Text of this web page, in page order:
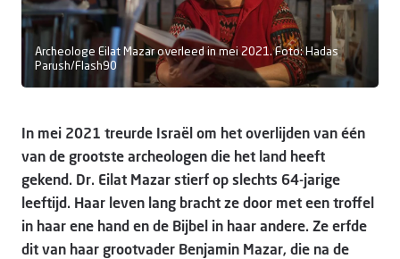
Archeologe Eilat Mazar overleed in mei 2021. Foto: Hadas
Parush/Flash90
In mei 2021 treurde Israël om het overlijden van één
van de grootste archeologen die het land heeft
gekend. Dr. Eilat Mazar stierf op slechts 64-jarige
leeftijd. Haar leven lang bracht ze door met een troffel
in haar ene hand en de Bijbel in haar andere. Ze erfde
dit van haar grootvader Benjamin Mazar, die na de